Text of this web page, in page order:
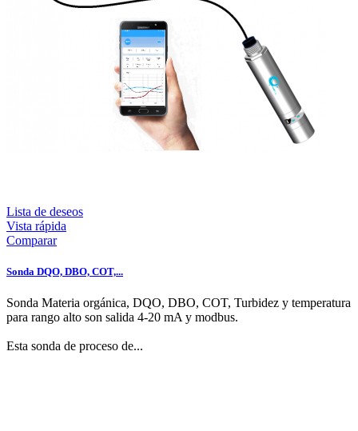
Lista de deseos
Vista rápida
Comparar
Sonda DQO, DBO, COT,...
Sonda Materia orgánica, DQO, DBO, COT, Turbidez y temperatura
para rango alto son salida 4-20 mA y modbus.
Esta sonda de proceso de...